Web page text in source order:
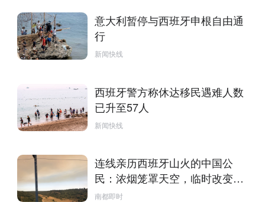
意大利暂停与西班牙申根自由通
行
新闻快线
西班牙警方称休达移民遇难人数
已升至57人
新闻快线
连线亲历西班牙山火的中国公
民：浓烟笼罩天空，临时改变行
程
南都即时